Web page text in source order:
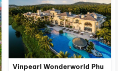
Vinpearl Wonderworld Phu